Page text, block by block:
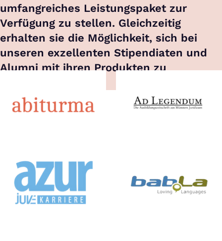
umfangreiches Leistungspaket zur
Verfügung zu stellen. Gleichzeitig
erhalten sie die Möglichkeit, sich bei
unseren exzellenten Stipendiaten und
Alumni mit ihren Produkten zu